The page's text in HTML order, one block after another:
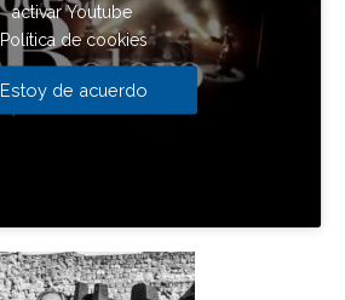
activar Youtube
Política de cookies
Estoy de acuerdo